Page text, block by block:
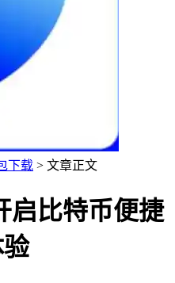
下载 > 文章正文
启比特币便捷